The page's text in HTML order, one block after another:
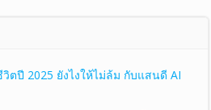
ตปี 2025 ยังไงให้ไม่ล้ม กับแสนดี AI